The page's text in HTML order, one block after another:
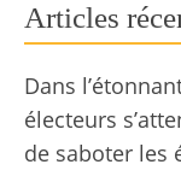
Articles
Dans
électeurs
de saboter les